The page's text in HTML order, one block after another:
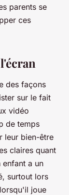
parents se
ces
des façons
sur le fait
vidéo
de temps
leur bien-être
claires quant
enfant a un
surtout lors
joue